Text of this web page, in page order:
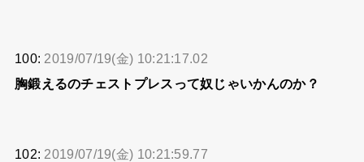
100: 2019/07/19(金) 10:21:17.02
胸鍛えるのチェストプレスって奴じゃいかんのか？
102: 2019/07/19(金) 10:21:59.77